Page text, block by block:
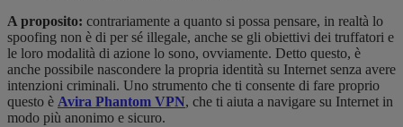
A proposito: contrariamente a quanto si possa pensare, in realtà lo
spoofing non è di per sé illegale, anche se gli obiettivi dei truffatori e
le loro modalità di azione lo sono, ovviamente. Detto questo, è
anche possibile nascondere la propria identità su Internet senza avere
intenzioni criminali. Uno strumento che ti consente di fare proprio
questo è Avira Phantom VPN, che ti aiuta a navigare su Internet in
modo più anonimo e sicuro.